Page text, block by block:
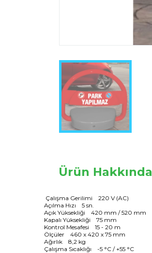
Ürün Hakkında
Çalışma Gerilimi 220 V (AC)
Açılma Hızı 5 sn.
Açık Yüksekliği 420 mm / 520 mm
Kapalı Yüksekliği 75 mm
Kontrol Mesafesi 15 - 20 m
Ölçüler 460 x 420 x 75 mm
Ağırlık 8,2 kg
Çalışma Sıcaklığı -5 °C / +55 °C